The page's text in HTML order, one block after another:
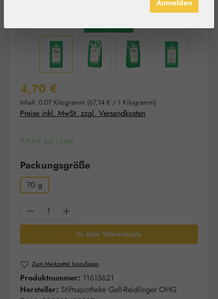
Regulärer Preis:
4,70 €
Inhalt: 0.07 Kilogramm (67,14 € / 1 Kilogramm)
Preise inkl. MwSt. zzgl. Versandkosten
Artikel auf Lager.
Packungsgrößeauswählen
70 g
Produkt Anzahl: Gib den gewünschten
In den Warenkorb
Zum Merkzettel hinzufügen
Produktnummer: 11615621
Hersteller: Stiftsapotheke Gall-Reidlinger OHG
Anmelden